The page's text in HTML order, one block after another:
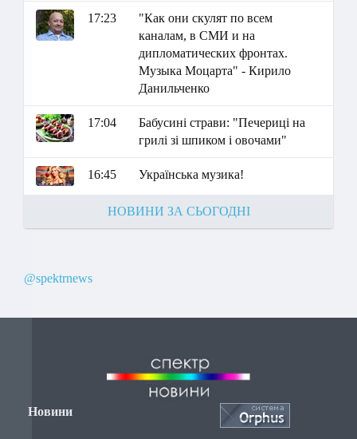
17:23
"Как они скулят по всем
каналам, в СМИ и на
дипломатических фронтах.
Музыка Моцарта" - Кирило
Данильченко
17:04
Бабусині страви: "Печериці на
грилі зі шпиком і овочами"
16:45 Українська музика!
НОВИНИ ЗА СЬОГОДНІ
@spektrnews
Новини